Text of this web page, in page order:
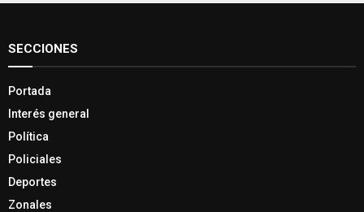
SECCIONES
Portada
Interés general
Política
Policiales
Deportes
Zonales